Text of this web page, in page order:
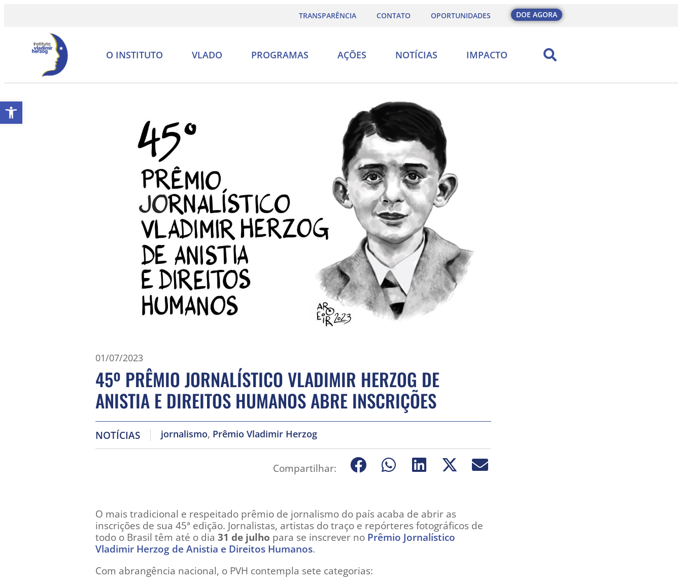
Abrir a barra de ferramentas
TRANSPARÊNCIA CONTATO OPORTUNIDADES DOE AGORA
O INSTITUTO VLADO PROGRAMAS AÇÕES NOTÍCIAS IMPACTO
01/07/2023
45º PRÊMIO JORNALÍSTICO VLADIMIR HERZOG DE
ANISTIA E DIREITOS HUMANOS ABRE INSCRIÇÕES
NOTÍCIAS jornalismo, Prêmio Vladimir Herzog
Compartilhar:
O mais tradicional e respeitado prêmio de jornalismo do país acaba de abrir as
inscrições de sua 45ª edição. Jornalistas, artistas do traço e repórteres fotográficos de
todo o Brasil têm até o dia 31 de julho para se inscrever no Prêmio Jornalístico
Vladimir Herzog de Anistia e Direitos Humanos.
Com abrangência nacional, o PVH contempla sete categorias: